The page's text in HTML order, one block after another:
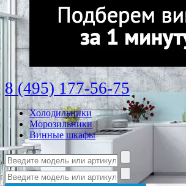
8 (495) 177-56-75
Холодильники
Морозильники
Винные шкафы